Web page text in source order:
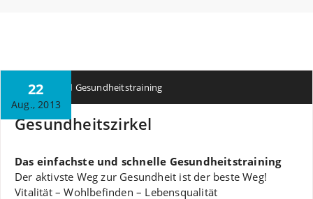
22
Aug., 2013
News Gesundheitstraining
Gesundheitszirkel
Das einfachste und schnelle Gesundheitstraining
Der aktivste Weg zur Gesundheit ist der beste Weg!
Vitalität – Wohlbefinden – Lebensqualität